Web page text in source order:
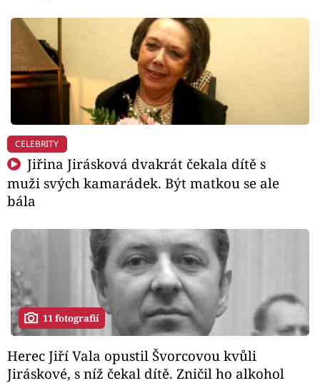
CELEBRITY
Jiřina Jirásková dvakrát čekala dítě s
muži svých kamarádek. Být matkou se ale
bála
11 fotografií
Herec Jiří Vala opustil Švorcovou kvůli
Jiráskové, s níž čekal dítě. Zničil ho alkohol